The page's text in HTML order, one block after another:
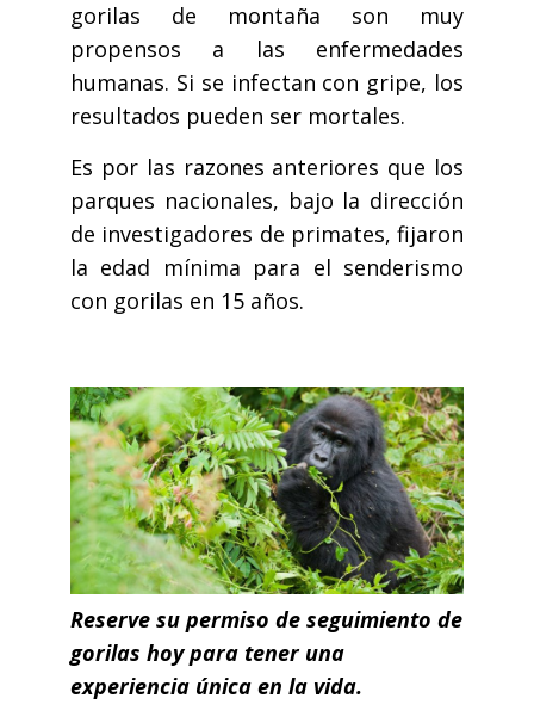
gorilas de montaña son muy
propensos a las enfermedades
humanas. Si se infectan con gripe, los
resultados pueden ser mortales.
Es por las razones anteriores que los
parques nacionales, bajo la dirección
de investigadores de primates, fijaron
la edad mínima para el senderismo
con gorilas en 15 años.
Reserve su permiso de seguimiento de
gorilas hoy para tener una
experiencia única en la vida.